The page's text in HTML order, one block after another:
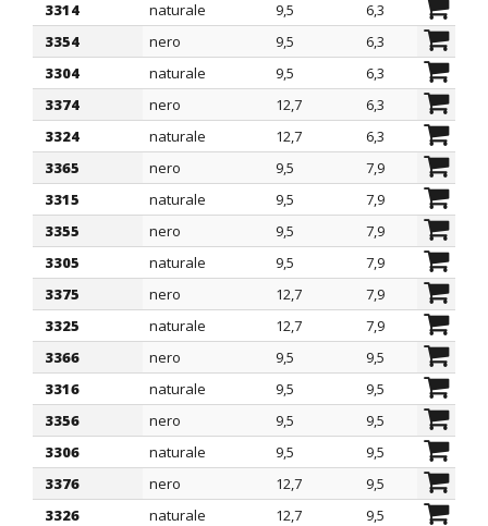
3314 naturale 9,5 6,3
3354
nero 9,5 6,3
3304
naturale 9,5 6,3
3374
nero 12,7 6,3
3324
naturale 12,7 6,3
3365
nero 9,5 7,9
3315
naturale 9,5 7,9
3355
nero 9,5 7,9
3305
naturale 9,5 7,9
3375
nero 12,7 7,9
3325
naturale 12,7 7,9
3366
nero 9,5 9,5
3316
naturale 9,5 9,5
3356
nero 9,5 9,5
3306
naturale 9,5 9,5
3376
nero 12,7 9,5
3326
naturale 12,7 9,5